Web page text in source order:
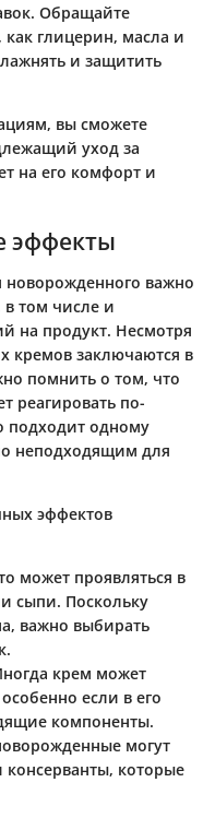
Обращайте
глицерин, масла и
и защитить
вы сможете
уход за
на его комфорт и
эффекты
важно
в том числе и
на продукт. Несмотря
кремов заключаются в
помнить о том, что
реагировать по-
подходит одному
неподходящим для
эффектов
может проявляться в
сыпи. Поскольку
важно выбирать
крем может
если в его
компоненты.
могут
консерванты, которые